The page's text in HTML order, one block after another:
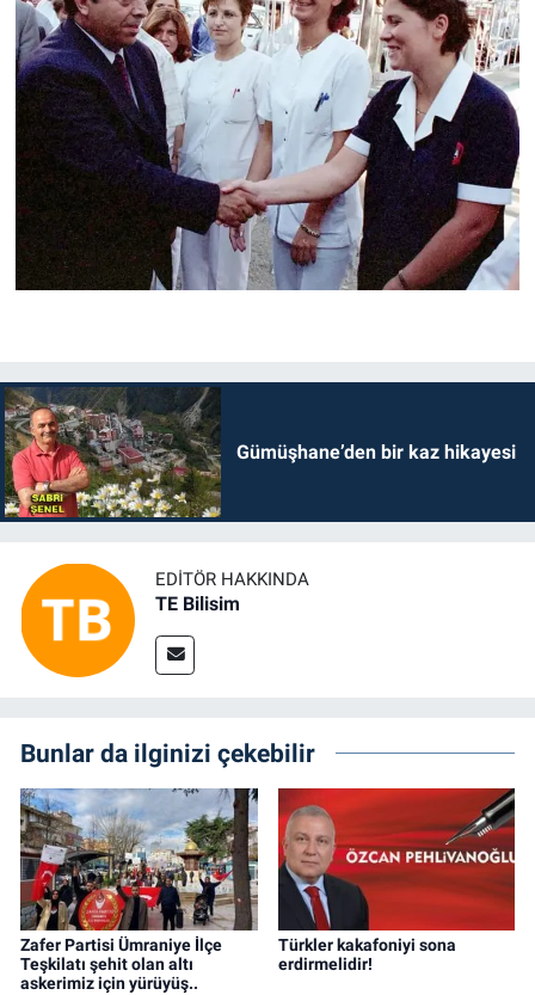
Gümüşhane’den bir kaz hikayesi
EDITÖR HAKKINDA
TE Bilisim
Bunlar da ilginizi çekebilir
Zafer Partisi Ümraniye İlçe
Teşkilatı şehit olan altı
askerimiz için yürüyüş..
Türkler kakafoniyi sona
erdirmelidir!